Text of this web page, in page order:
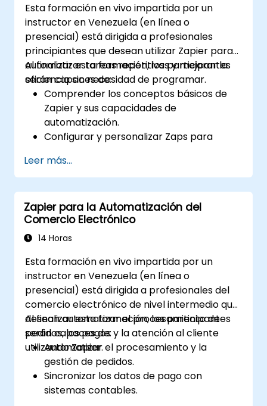
Esta formación en vivo impartida por un
instructor en Venezuela (en línea o
presencial) está dirigida a profesionales
principiantes que desean utilizar Zapier para
automatizar tareas repetitivas y mejorar la
eficiencia sin necesidad de programar.
Al finalizar esta formación, los participantes
serán capaces de:
Comprender los conceptos básicos de
Zapier y sus capacidades de
automatización.
Configurar y personalizar Zaps para
Integrar herramientas empresariales
populares con Zapier.
Gestionar y optimizar flujos de trabajo
automatizados.
Leer más...
Zapier para la Automatización del
Comercio Electrónico
14 Horas
Esta formación en vivo impartida por un
instructor en Venezuela (en línea o
presencial) está dirigida a profesionales del
comercio electrónico de nivel intermedio que
desean automatizar el procesamiento de
pedidos, los pagos y la atención al cliente
utilizando Zapier.
Al finalizar esta formación, los participantes
serán capaces de:
Automatizar el procesamiento y la
gestión de pedidos.
Sincronizar los datos de pago con
sistemas contables.